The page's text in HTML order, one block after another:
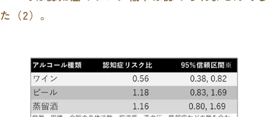
た（2）。